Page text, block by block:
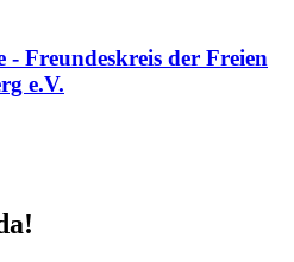
- Freundeskreis der Freien
e.V.